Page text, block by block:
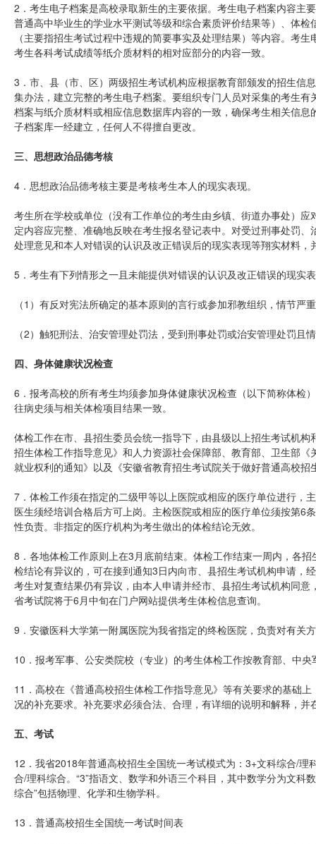
2．考生电子档案是高校录取新生的主要依据。考生电子档案内容主
普通高中毕业生的学业水平测试等级和综合素质评价结果等）、体
（主要指招生考试过程中违规的简要事实及处理结果）等内容。考
考生各科考试成绩等纸介质材料的相对应部分的内容一致。
3．市、县（市、区）两级招生考试机构应根据教育部颁发的招生信
集办法，建立完整的考生电子档案。要组织专门人员对采集的考生
档案与纸介质材料或相应信息数据库内容的一致，确保考生相关信
子档案库一经建立，任何人不得擅自更改。
三、思想政治品德考核
4．思想政治品德考核主要是考核考生本人的现实表现。
考生所在学校或单位（没有工作单位的考生由乡镇、街道办事处）
定内容应完整、准确地反映在考生报名登记表中。对受过刑事处罚
处理意见和本人对错误的认识及改正错误后的现实表现等翔实材料，
5．考生有下列情形之一且未能提供对错误的认识及改正错误的现实
（1）有反对宪法所确定的基本原则的言行或参加邪教组织，情节严
（2）触犯刑法、治安管理处罚法，受到刑事处罚或治安管理处罚且
四、身体健康状况检查
6．报考高校的所有考生均须参加身体健康状况检查（以下简称体检
往病史须与相关体检项目结果一致。
体检工作在市、县招生委员会统一指导下，由县级以上招生考试机
招生体检工作指导意见》和人力资源社会保障部、教育部、卫生部
就业权利的通知》以及《安徽省教育招生考试院关于做好普通高校
7．体检工作须在指定的二级甲等以上医院或相应的医疗单位进行，
医生须经培训合格后方可上岗。主检医院或相应的医疗单位须按第6
性负责。非指定的医疗机构为考生做出的体检结论无效。
8．各地体检工作原则上在3月底前结束。体检工作结束一周内，各
检结论有异议的，可在接到通知3日内向市、县招生考试机构申请，
考生对复查结果仍有异议，由本人申请并经市、县招生考试机构同
省考试院将于6月中旬在门户网站提供考生体检信息查询。
9．安徽医科大学第一附属医院为我省指定的终检医院，负责对有关
10．报考军事、公安类院校（专业）的考生体检工作按教育部、中
11．高校在《普通高校招生体检工作指导意见》等有关要求的基础
况的补充要求。补充要求必须合法、合理，有详细的说明和解释，并
五、考试
12．我省2018年普通高校招生全国统一考试模式为：3+文科综合/
合/理科综合。“3”指语文、数学和外语三个科目，其中数学分为文科
综合”包括物理、化学和生物学科。
13．普通高校招生全国统一考试时间表